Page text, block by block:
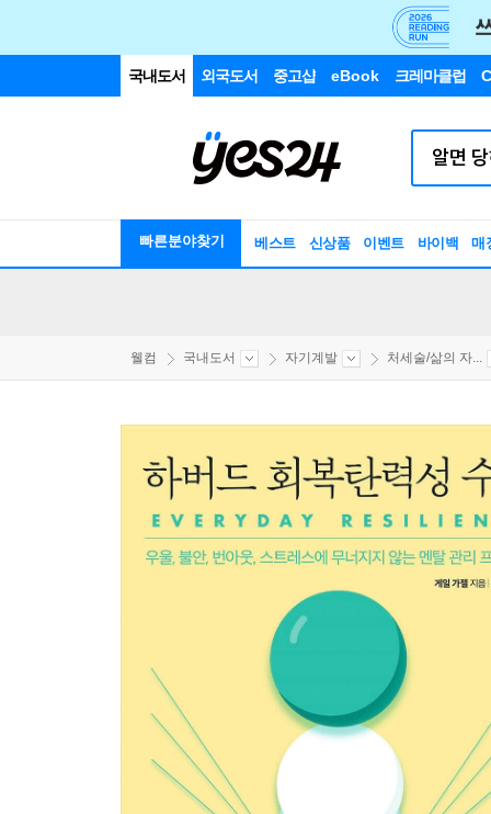
국내도서 외국도서 중고샵 eBook 크레마클럽
빠른분야찾기 베스트 신상품 이벤트 바이백 매
웰컴 국내도서 자기계발 처세술/삶의 자...